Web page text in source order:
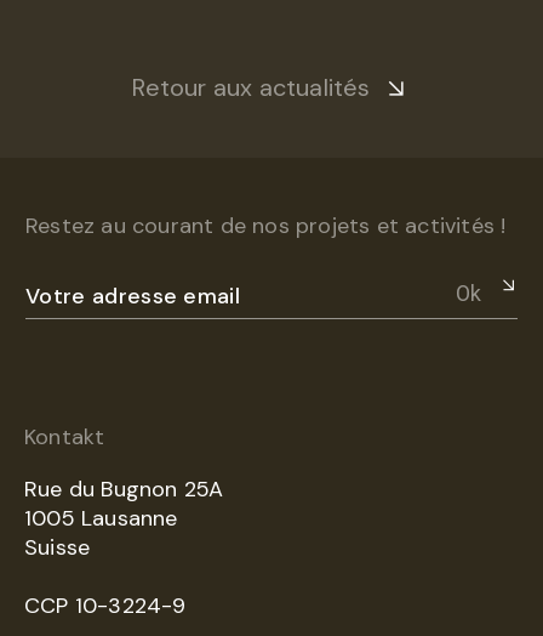
Retour aux actualités
Restez au courant de nos projets et activités !
Ok
Kontakt
Rue du Bugnon 25A
1005 Lausanne
Suisse
CCP 10-3224-9